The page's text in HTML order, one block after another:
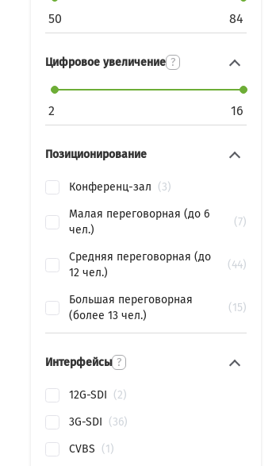
50 84
Цифровое увеличение ?
2 16
Позиционирование
Конференц-зал
3
Малая переговорная (до 6
чел.)
7
Средняя переговорная (до
12 чел.)
44
Большая переговорная
(более 13 чел.)
15
Интерфейсы ?
12G-SDI
2
3G-SDI
36
CVBS
1